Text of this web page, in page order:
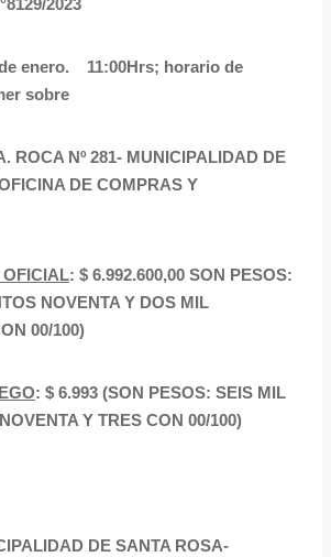
2023
enero. 11:00Hrs; horario de
sobre
ROCA Nº 281- MUNICIPALIDAD DE
DE COMPRAS Y
OFICIAL: $ 6.992.600,00 SON PESOS:
NOVENTA Y DOS MIL
00/100)
: $ 6.993 (SON PESOS: SEIS MIL
Y TRES CON 00/100)
DE SANTA ROSA-